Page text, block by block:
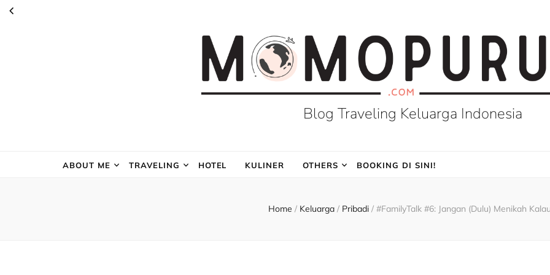
Blog Traveling Keluarga Indonesia
ABOUT ME TRAVELING HOTEL KULINER OTHERS BOOKING DI SINI!
Home / Keluarga / Pribadi / #FamilyTalk #6: Jangan (Dulu) Menikah